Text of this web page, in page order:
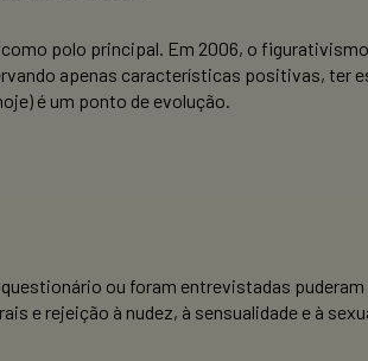
polo principal. Em 2006, o
apenas características positivas, ter
é um ponto de evolução.
ou foram entrevistadas
e rejeição à nudez, à sensualidade e à